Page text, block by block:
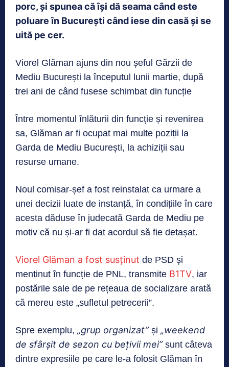
porc, și spunea că își dă seama când este
poluare în București când iese din casă și se
uită pe cer.
Viorel Glăman ajuns din nou șeful Gărzii de
Mediu București la începutul lunii martie, după
trei ani de când fusese schimbat din funcție
Între momentul înlăturii din funcție și revenirea
sa, Glăman ar fi ocupat mai multe poziții la
Garda de Mediu București, la achiziții sau
resurse umane.
Noul comisar-șef a fost reinstalat ca urmare a
unei decizii luate de instanță, în condițiile în care
acesta dăduse în judecată Garda de Mediu pe
motiv că nu și-ar fi dat acordul să fie detașat.
Viorel Glăman a fost susținut de PSD și
menținut în funcție de PNL, transmite B1TV, iar
postările sale de pe rețeaua de socializare arată
că mereu este „sufletul petrecerii”.
Spre exemplu, „grup organizat”și „weekend
de sfârșit de sezon cu bețivii mei”sunt câteva
dintre expresiile pe care le-a folosit Glăman în